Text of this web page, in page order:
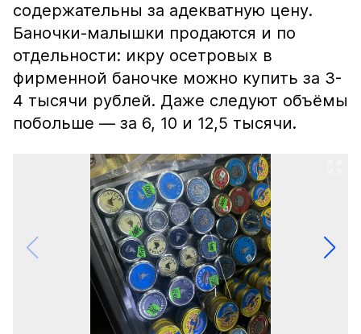
содержательны за адекватную цену.
Баночки-малышки продаются и по
отдельности: икру осетровых в
фирменной баночке можно купить за 3-
4 тысячи рублей. Даже следуют объёмы
побольше — за 6, 10 и 12,5 тысячи.